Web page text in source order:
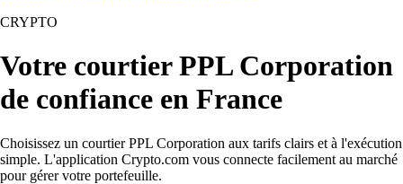
CRYPTO
Votre courtier PPL Corporation
de confiance en France
Choisissez un courtier PPL Corporation aux tarifs clairs et à l'exécution
simple. L'application Crypto.com vous connecte facilement au marché
pour gérer votre portefeuille.